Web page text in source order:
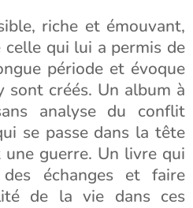
riche et émouvant,
celle qui lui a permis de
période et évoque
sont créés. Un album à
analyse du conflit
se passe dans la tête
une guerre. Un livre qui
échanges et faire
de la vie dans ces